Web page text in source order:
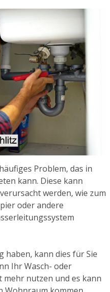
Problem, das in
kann. Diese kann
werden, wie zum
oder andere
haben, kann dies für Sie
Ihr Wasch- oder
mehr nutzen und es kann